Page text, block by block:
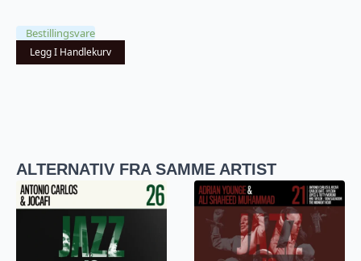
Bestillingsvare
Legg I Handlekurv
ALTERNATIV FRA SAMME ARTIST